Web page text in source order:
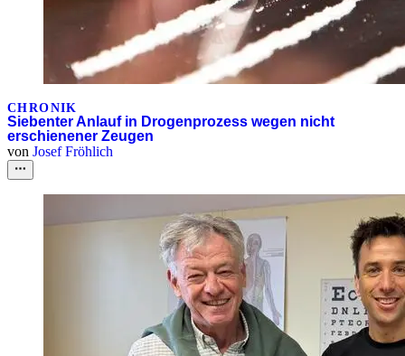
CHRONIK
Siebenter Anlauf in Drogenprozess wegen nicht
erschienener Zeugen
von Josef Fröhlich